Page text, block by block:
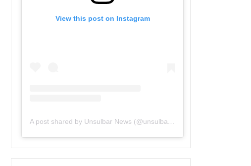
View this post on Instagram
A post shared by Unsulbar News (@unsulbarnews)